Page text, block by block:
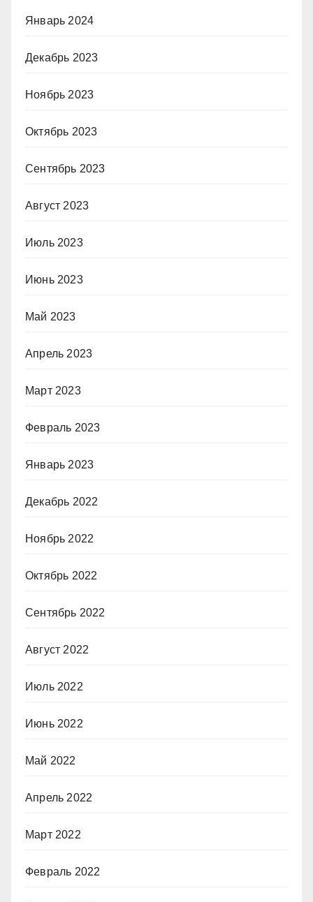
Январь 2024
Декабрь 2023
Ноябрь 2023
Октябрь 2023
Сентябрь 2023
Август 2023
Июль 2023
Июнь 2023
Май 2023
Апрель 2023
Март 2023
Февраль 2023
Январь 2023
Декабрь 2022
Ноябрь 2022
Октябрь 2022
Сентябрь 2022
Август 2022
Июль 2022
Июнь 2022
Май 2022
Апрель 2022
Март 2022
Февраль 2022